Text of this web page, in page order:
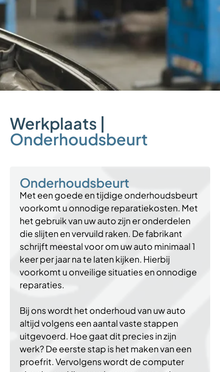
Werkplaats |
Onderhoudsbeurt
Onderhoudsbeurt
Met een goede en tijdige onderhoudsbeurt
voorkomt u onnodige reparatiekosten. Met
het gebruik van uw auto zijn er onderdelen
die slijten en vervuild raken. De fabrikant
schrijft meestal voor om uw auto minimaal 1
keer per jaar na te laten kijken. Hierbij
voorkomt u onveilige situaties en onnodige
reparaties.
Bij ons wordt het onderhoud van uw auto
altijd volgens een aantal vaste stappen
uitgevoerd. Hoe gaat dit precies in zijn
werk? De eerste stap is het maken van een
proefrit. Vervolgens wordt de computer